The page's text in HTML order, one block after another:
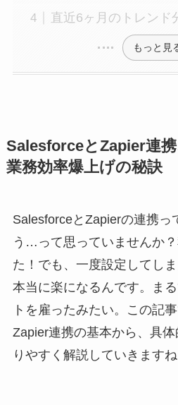
直近6ヶ月のトレンド
もっと見
SalesforceとZapier連携
業務効率爆上げの秘訣
SalesforceとZapierの連携っ
う…って思っていませんか
た！でも、一度設定してし
本当に楽になるんです。ま
トを雇ったみたい。この記
Zapier連携の基本から、具
りやすく解説していきますね